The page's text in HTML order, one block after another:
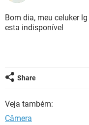
GUIA DE COMPRAS
INSTAGRAM
GUIA DE COMPRAS
CELULAR
OUTLOOK
JOGOS
CELULAR
GUIA DE COMPRAS
Bom dia, meu celuker
esta indisponível
Share
Veja também:
Câmera